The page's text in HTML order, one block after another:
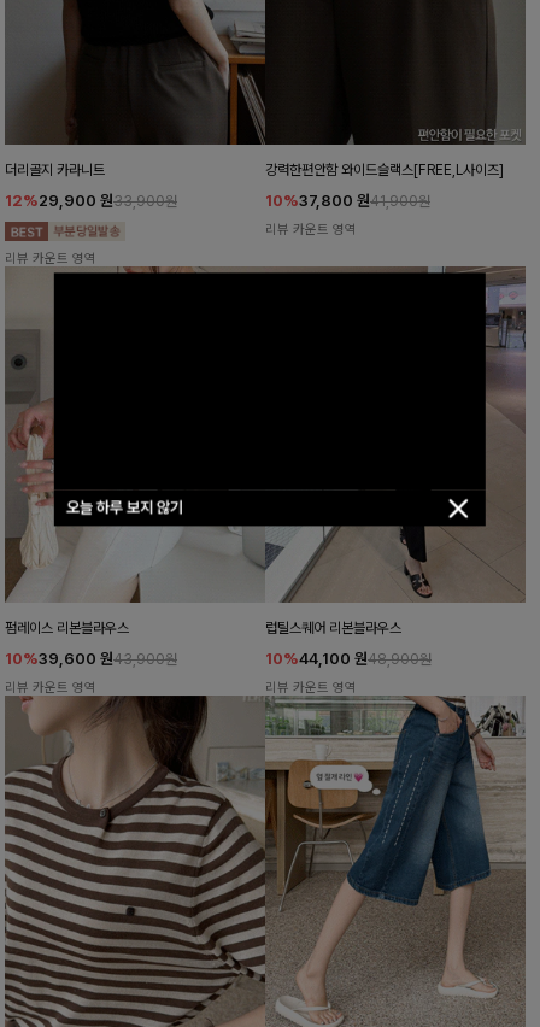
오늘 하루 보지 않기
더리골지 카라니트
12%29,900 원33,900원
리뷰 카운트 영역
강력한편안함 와이드슬랙스[FREE,L사이즈]
10%37,800 원41,900원
리뷰 카운트 영역
펌레이스 리본블라우스
10%39,600 원43,900원
리뷰 카운트 영역
럽틸스퀘어 리본블라우스
10%44,100 원48,900원
리뷰 카운트 영역